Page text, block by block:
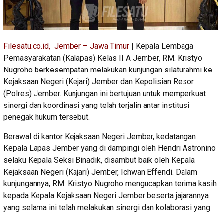
Filesatu.co.id, Jember – Jawa Timur | Kepala Lembaga
Pemasyarakatan (Kalapas) Kelas II A Jember, RM. Kristyo
Nugroho berkesempatan melakukan kunjungan silaturahmi ke
Kejaksaan Negeri (Kejari) Jember dan Kepolisian Resor
(Polres) Jember. Kunjungan ini bertujuan untuk memperkuat
sinergi dan koordinasi yang telah terjalin antar institusi
penegak hukum tersebut.
Berawal di kantor Kejaksaan Negeri Jember, kedatangan
Kepala Lapas Jember yang di dampingi oleh Hendri Astronino
selaku Kepala Seksi Binadik, disambut baik oleh Kepala
Kejaksaan Negeri (Kajari) Jember, Ichwan Effendi. Dalam
kunjungannya, RM. Kristyo Nugroho mengucapkan terima kasih
kepada Kepala Kejaksaan Negeri Jember beserta jajarannya
yang selama ini telah melakukan sinergi dan kolaborasi yang